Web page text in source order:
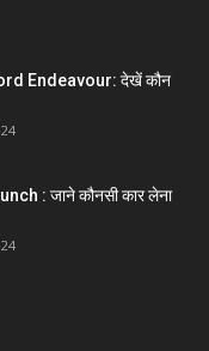
Endeavour: देखें कौन
: जाने कौनसी कार लेना